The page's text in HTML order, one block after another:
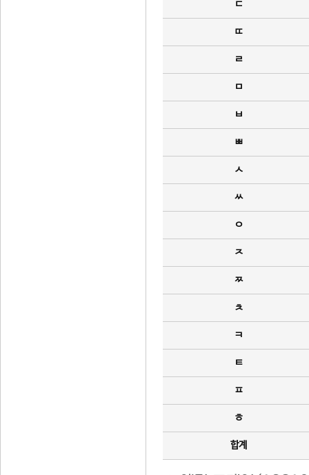
ㄷ
ㄸ
ㄹ
ㅁ
ㅂ
ㅃ
ㅅ
ㅆ
ㅇ
ㅈ
ㅉ
ㅊ
ㅋ
ㅌ
ㅍ
ㅎ
합계